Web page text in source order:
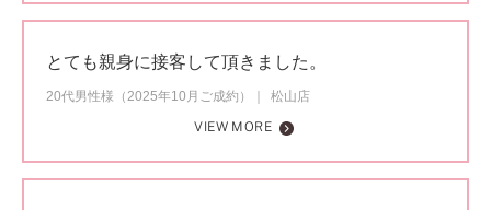
とても親身に接客して頂きました。
20代男性様（2025年10月ご成約）
松山店
VIEW MORE